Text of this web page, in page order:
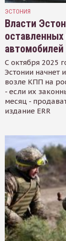
ЭСТОНИЯ
Власти
оставленных
автомобилей
С октября 2025
Эстонии начнет
возле КПП на
- если их
месяц -
издание ERR